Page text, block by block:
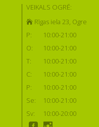
VEIKALS OGRĒ:
Rīgas iela 23, Ogre
P:
10:00-21:00
O:
10:00-21:00
T:
10:00-21:00
C:
10:00-21:00
P:
10:00-21:00
Se:
10:00-21:00
Sv:
10:00-20:00